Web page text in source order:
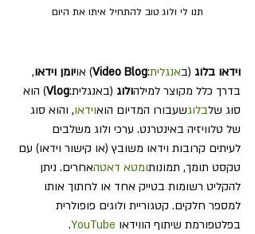
תנו לי ולוג טוב להתחיל איתו את היום
וידאו בלוג (באנגלית:
Video Blog) אויומן וידאו,
בדרך כלל מקוצר למילהולוג (באנגלית:Vlog) הוא
סוג שלבלוגשעבורו המדיום הואוידאו, והוא סוג
של טלוויזיה באינטרנט. ערכי ולוג משלבים
לעיתים קרובות וידאו משובץ (או קישור וידאו) עם
טקסט תומך, תמונותומטא דאטהאחרים. ניתן
להקליט רשומות בטייק אחד או לחתוך אותו
למספר חלקים. קטגוריית ולוגים פופולרית
בפלטפורמת שיתוף הווידאו YouTube
.